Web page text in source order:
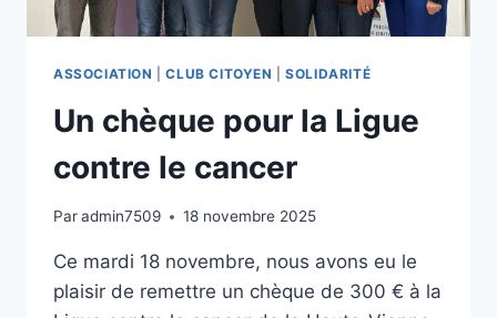
ASSOCIATION |CLUB CITOYEN |SOLIDARITÉ
Un chèque pour la Ligue
contre le cancer
Paradmin7509 18 novembre 2025
Ce mardi 18 novembre, nous avons eu le
plaisir de remettre un chèque de 300 € à la